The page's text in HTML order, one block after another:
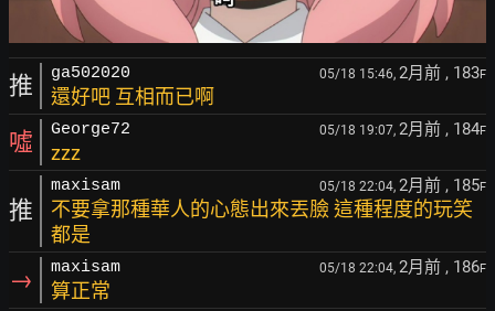
推 ga502020 05/18 15:46, 2月前 , 183F
還好吧 互相而已啊
噓 George72 05/18 19:07, 2月前 , 184F
zzz
推
maxisam 05/18 22:04, 2月前 , 185F
不要拿那種華人的心態出來丟臉 這種程度的玩笑
都是
→ maxisam 05/18 22:04, 2月前 , 186F
算正常